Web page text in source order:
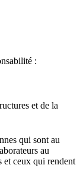
:
et de la
qui sont au
au
et ceux qui rendent